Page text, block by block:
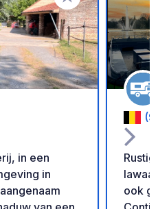
Voeg toe aan je
in een
in
ook